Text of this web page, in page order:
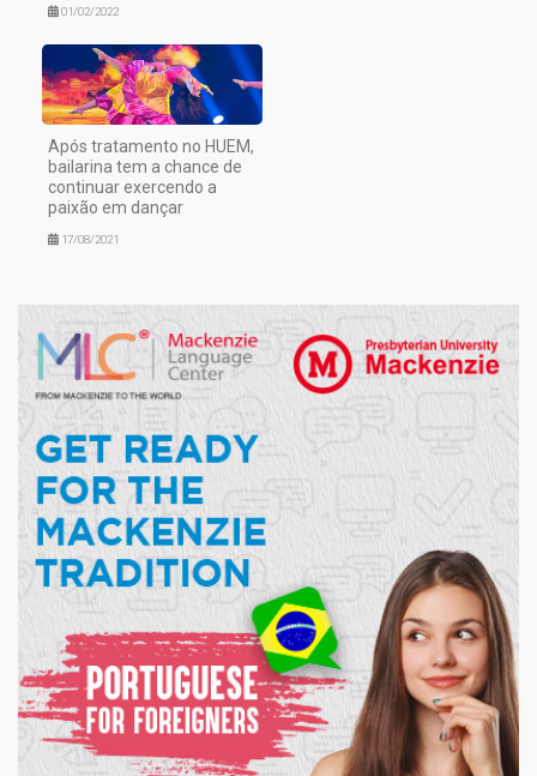
01/02/2022
Após tratamento no HUEM,
bailarina tem a chance de
continuar exercendo a
paixão em dançar
17/08/2021